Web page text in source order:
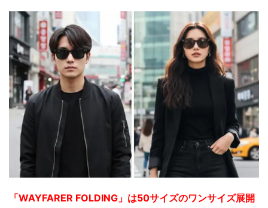
「WAYFARER FOLDING」は50サイズのワンサイズ展開